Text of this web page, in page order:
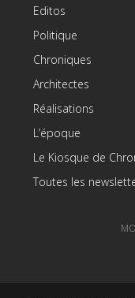
Editos
Politique
Chroniques
Architectes
Réalisations
L’époque
Le Kiosque de
Toutes les